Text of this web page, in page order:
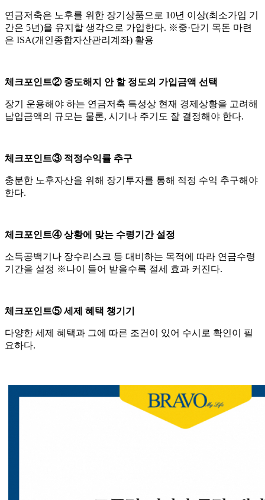
연금저축은 노후를 위한 장기상품으로 10년 이상(최소가입 기
간은 5년)을 유지할 생각으로 가입한다. ※중·단기 목돈 마련
은 ISA(개인종합자산관리계좌) 활용
체크포인트② 중도해지 안 할 정도의 가입금액 선택
장기 운용해야 하는 연금저축 특성상 현재 경제상황을 고려해
납입금액의 규모는 물론, 시기나 주기도 잘 결정해야 한다.
체크포인트③ 적정수익률 추구
충분한 노후자산을 위해 장기투자를 통해 적정 수익 추구해야
한다.
체크포인트④ 상황에 맞는 수령기간 설정
소득공백기나 장수리스크 등 대비하는 목적에 따라 연금수령
기간을 설정 ※나이 들어 받을수록 절세 효과 커진다.
체크포인트⑤ 세제 혜택 챙기기
다양한 세제 혜택과 그에 따른 조건이 있어 수시로 확인이 필
요하다.